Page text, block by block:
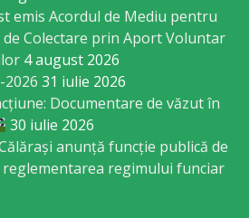
emis Acordul de Mediu pentru
Colectare prin Aport Voluntar
4 august 2026
2026 31 iulie 2026
Documentare de văzut în
30 iulie 2026
anunță funcție publică de
regimului funciar